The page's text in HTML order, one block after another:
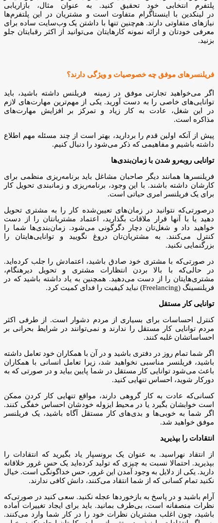
پلتفرم انتخابی خود تحقیق کنید. به عنوان مثال، بازاریابی
در لینکدین با اینستاگرام متفاوت است و مشتریان در این پلتفرم‌ها
نیازهای متفاوتی دارند. هم‌چنین تنها با داشتن یک وب‌سایت ساده برای
معرفی خودتان و ارائه نمونه کارهایتان می‌توانید از اکثر رقبایتان جلو
بزنید.
فریلنسرهای موفق چه خصوصیات و ویژگی دارند؟
اگر می‌خواهید تجارتی موفق در زمینه فریلنس داشته باشید، باید
توانایی‌‌های خاصی را به دست آورید. یکی از مهم‌ترین مهارت‌های لازم
در این شغل، عادت به کار زیاد و تمرکز بر افزایش مهارت‌های
مذاکره است.
پیش از آنکه اولین قدم را بردارید، بهتر است از چند مسئله مهم اطلاع
داشته باشیم و مفاهیمی که ذکر می‌شود را دنبال کنیم.
توانایی روبه‌رو شدن با زمان‌بندی‌ها
فریلنسرها همانند دیگر صاحبان مشاغل باید برنامه‌ریزی منظمی برای
کارشان داشته باشند. با این وجود، برنامه‌ریزی و زمانبندی تحویل کار
برای یک فریلنسر امری حیاتی است.
درصورتی‌که نتوانید در زمان‌های تعیین‌شده کار را به مشتری تحویل
دهید یا با آنها قرار ملاقات بگذارید، اعتماد مشتریانتان را از دست
خواهید داد و شغل‌تان دچار دگرگونی می‌شود. زمان‌بندی‌ها شما را
کنترل می‌کنند. به مشتریان‌تان دروغ نگویید و توانایی‌هایتان را
بزرگنمایی نکنید.
در صورتی‌که با مشتری خود صادق باشید، اعتمادش را جلب کرده‌اید.
در حالی‌که با بالا بردن انتظارات مشتری و تحویل دیرهنگام،
مشتری‌هایتان را از دست می‌دهید. همچنین به یاد داشته باشید که در
فریلنسینگ (Freelancing) نباید کیفیت را فدای کمیت کرد.
توانایی کار مستقل
کنترل احساسات برای بسیاری از مردم دشوار است. از طرفی اکثر
مردم توانایی کار مستقل را ندارند و نمی‌توانند در شرایط بحرانی بر
احساساتشان غلبه کنند.
اگر شما تمام روز در دفتری باشید و در آن با همکاران خود تعامل داشته
باشید، فریلنسر مناسبی نخواهید شد، زیرا تعامل انسانی با همکاران
باعث می‌شود توانایی کار مستقل در شما پایین بیاید و در صورتی که به
دورکار شوید، احساس تنهایی کنید.
کسانی‌که عادت به کار گروهی دارند، مواقع تنهایی کار کردن ممکن
است خوابشان بگیرد یا در محیط ایزوله خودشان احساس خفگی کنند.
اگر شما به خوبی‌ها و بدی‌های کار مستقل آگاه باشید، یک فریلنسر
موفق خواهید شد.
انتقادات را بپذیرید
از انتقاد نهراسید. به عنوان یک برونسپار یاد بگیرید که انتقادات را
بپذیرید. احتمالا نسبت به چیزی که تولید کرده‌اید یک حس غرور خلاقانه
دارید. یکی از دلایل به وجود آمدن این غرور، حس خداگونگی است. خیال
نکنید تمام کسانی که از شما انتقاد می‌کنند، دانش کافی ندارند.
آرام باشید و در پاسخ به بازخوردها عجله نکنید. سعی کنید در صورتی‌که
نظرات منصفانه است، بی‌طرف بمانید. باید برای ایجاد تغییرات آماده
باشید، چون اغلب مشتریان نظرات خود را در کار شما وارد می‌کنند.